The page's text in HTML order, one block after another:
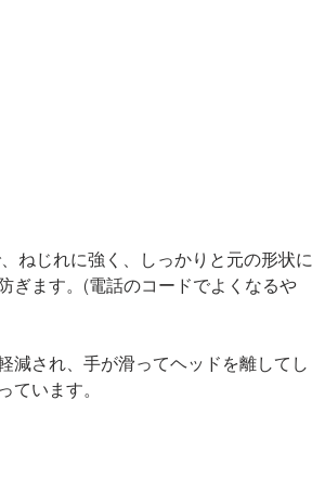
ねじれに強く、しっかりと元の形状に
ぎます。(電話のコードでよくなるや
減され、手が滑ってヘッドを離してし
います。